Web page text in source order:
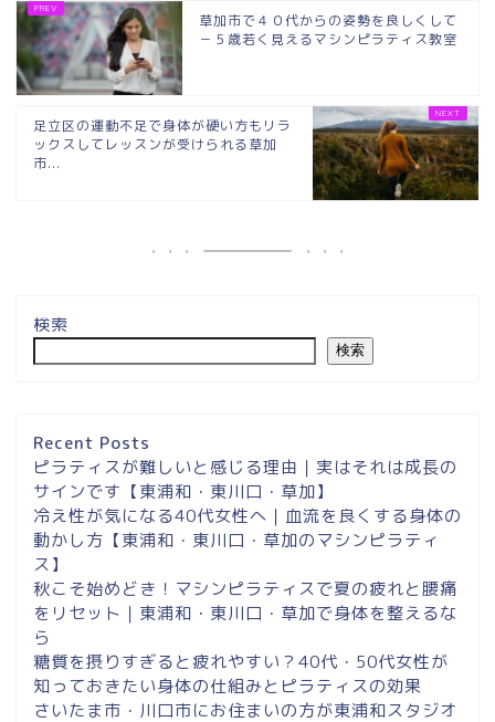
草加市で４０代からの姿勢を良しくして
－５歳若く見えるマシンピラティス教室
足立区の運動不足で身体が硬い方もリラ
ックスしてレッスンが受けられる草加
市...
検索
検索
Recent Posts
ピラティスが難しいと感じる理由｜実はそれは成長の
サインです【東浦和・東川口・草加】
冷え性が気になる40代女性へ｜血流を良くする身体の
動かし方【東浦和・東川口・草加のマシンピラティ
ス】
秋こそ始めどき！マシンピラティスで夏の疲れと腰痛
をリセット｜東浦和・東川口・草加で身体を整えるな
ら
糖質を摂りすぎると疲れやすい？40代・50代女性が
知っておきたい身体の仕組みとピラティスの効果
さいたま市・川口市にお住まいの方が東浦和スタジオ
内
東浦和スタジオ予約
東浦和｜大人女性のための
マシンピラティススタジオ
Instagram